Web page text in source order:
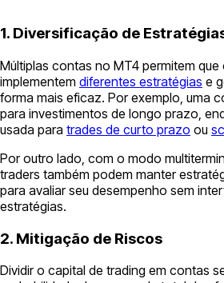
1. Diversificação de
Múltiplas contas no MT4 permitem que
implementem diferentes estratégias e
forma mais eficaz. Por exemplo, uma
para investimentos de longo prazo,
usada para trades de curto prazo ou
Por outro lado, com o modo
traders também podem manter
para avaliar seu desempenho sem
estratégias.
2. Mitigação de Riscos
Dividir o capital de trading em contas